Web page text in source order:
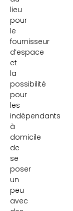
lieu
pour
le
fournisseur
d’espace
et
la
possibilité
pour
les
indépendants
à
domicile
de
se
poser
un
peu
avec